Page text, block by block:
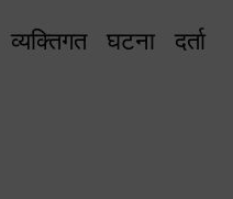
घटना दर्ता